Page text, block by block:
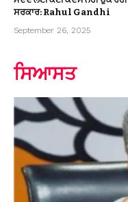
ਸਰਕਾਰ: Rahul Gandhi
September 26, 2025
ਸਿਆਸਤ